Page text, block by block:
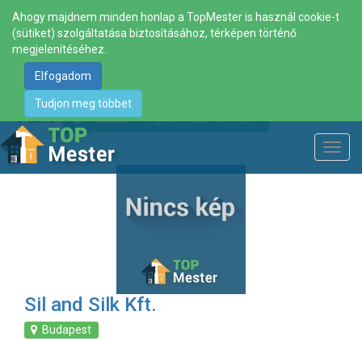
Ahogy majdnem minden honlap a TopMester is használ cookie-t
(sütiket) szolgáltatása biztosításához, térképen történő
megjelenítéséhez.
Elfogadom
Tudjon meg többet
Varr Találatok megjelenítése térképen
Sil and Silk Kft.
Budapest